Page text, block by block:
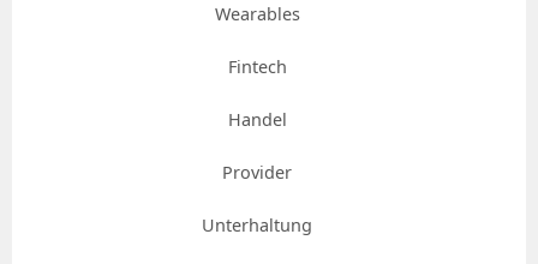
Wearables
Fintech
Handel
Provider
Unterhaltung